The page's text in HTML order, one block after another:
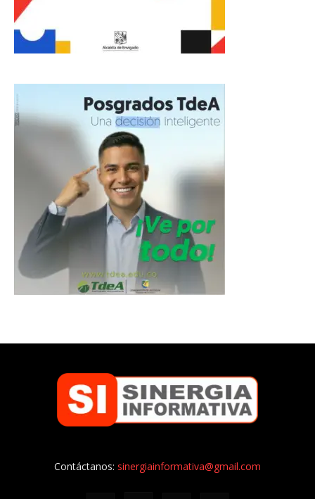
Contáctanos: sinergiainformativa@gmail.com